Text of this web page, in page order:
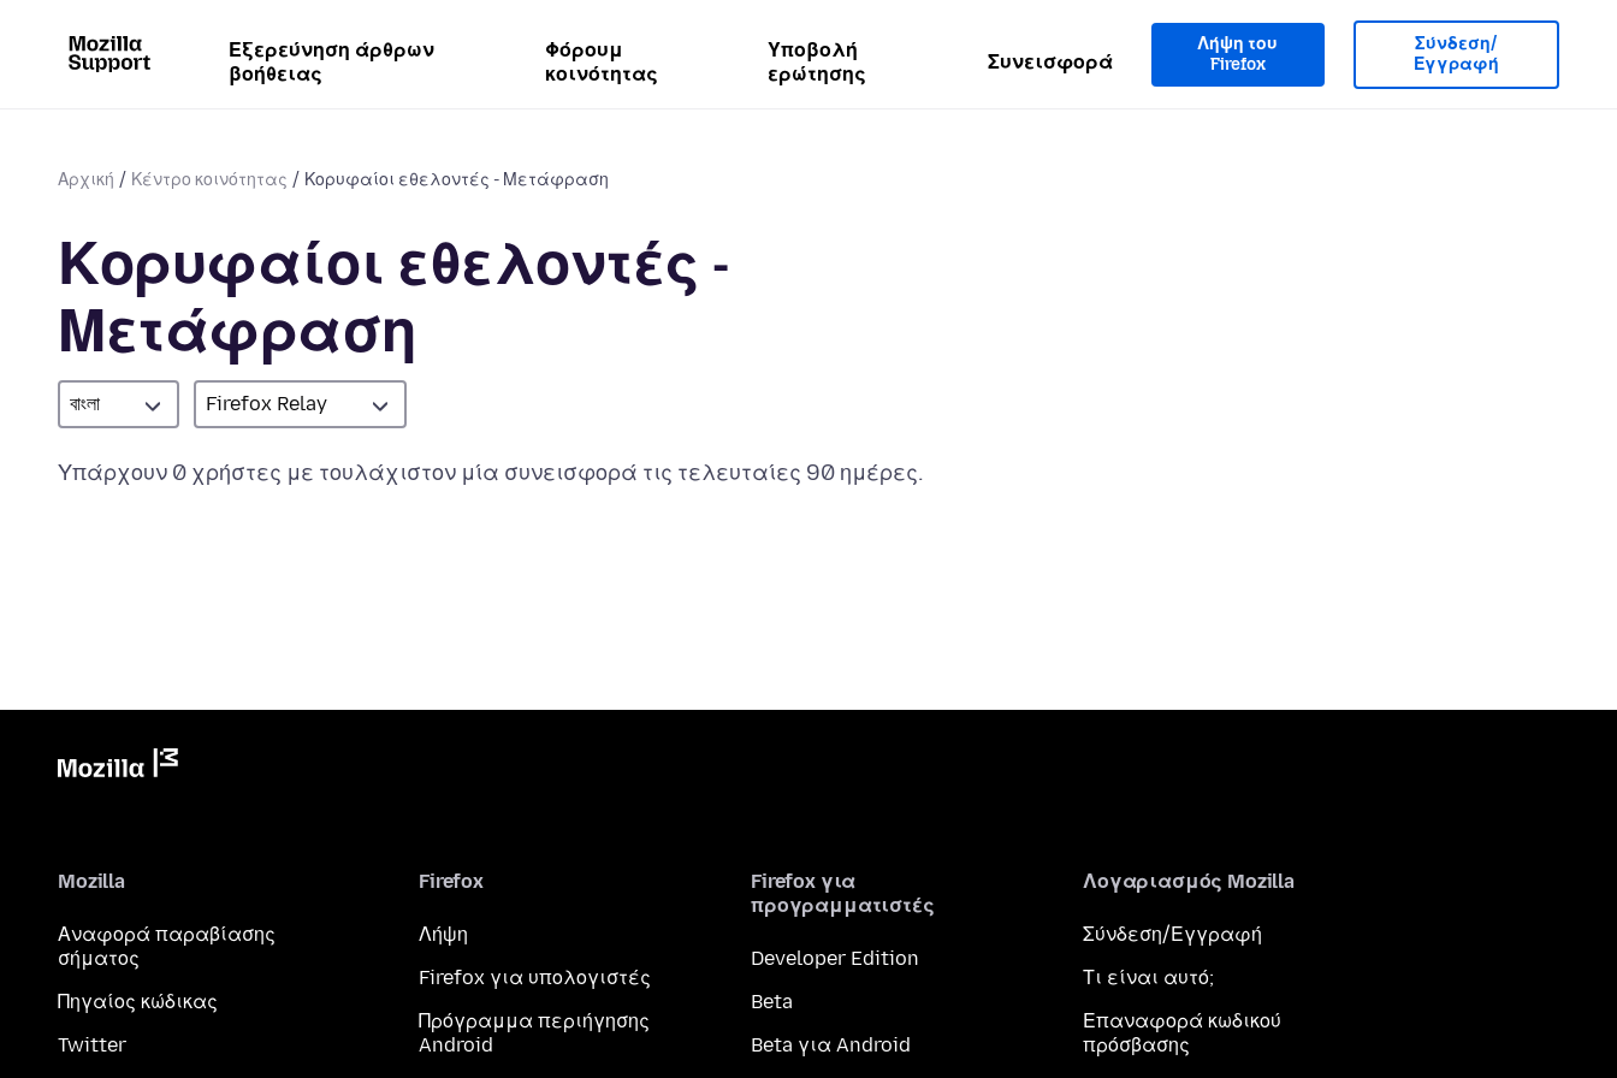
Εξερεύνηση άρθρων
βοήθειας
Φόρουμ
κοινότητας
Υποβολή
ερώτησης
Συνεισφορά
Λήψη του
Firefox
Σύνδεση/
Εγγραφή
Αρχική Κέντρο κοινότητας Κορυφαίοι εθελοντές - Μετάφραση
Κορυφαίοι εθελοντές -
Μετάφραση
বাংলা Firefox Relay
Υπάρχουν 0 χρήστες με τουλάχιστον μία συνεισφορά τις τελευταίες 90 ημέρες.
Mozilla
Αναφορά παραβίασης
σήματος
Πηγαίος κώδικας
Twitter
Firefox
Λήψη
Firefox για υπολογιστές
Πρόγραμμα περιήγησης
Android
Firefox για
προγραμματιστές
Developer Edition
Beta
Beta για Android
Λογαριασμός Mozilla
Σύνδεση/Εγγραφή
Τι είναι αυτό;
Επαναφορά κωδικού
πρόσβασης